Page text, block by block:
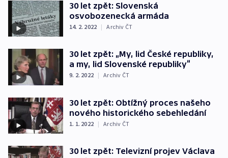
30 let zpět: Slovenská
osvobozenecká armáda
14. 2. 2022 | Archiv ČT
30 let zpět: „My, lid České republiky,
a my, lid Slovenské republiky“
9. 2. 2022 | Archiv ČT
30 let zpět: Obtížný proces našeho
nového historického sebehledání
1. 1. 2022 | Archiv ČT
30 let zpět: Televizní projev Václava